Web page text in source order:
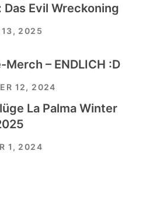
Das Evil Wreckoning
13, 2025
– ENDLICH :D
12, 2024
La Palma Winter
1, 2024